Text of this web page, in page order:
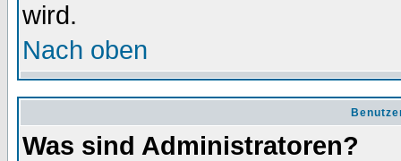
wird.
Nach oben
Was sind Administratoren?